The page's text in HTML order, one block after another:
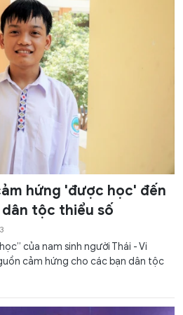
hứng 'được học' đến
tộc thiểu số
của nam sinh người Thái - Vi
cảm hứng cho các bạn dân tộc